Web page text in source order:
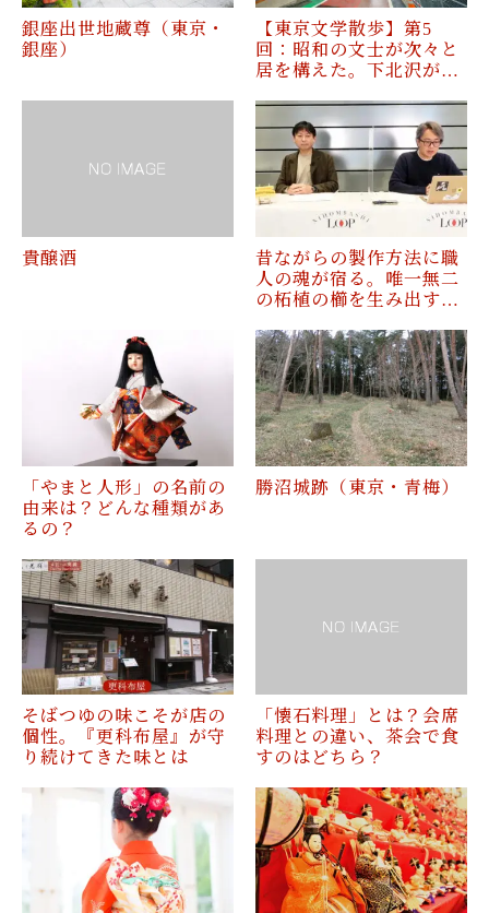
銀座出世地蔵尊（東京・
銀座）
【東京文学散歩】第5
回：昭和の文士が次々と
居を構えた。下北沢が…
貴醸酒
昔ながらの製作方法に職
人の魂が宿る。唯一無二
の柘植の櫛を生み出す…
「やまと人形」の名前の
由来は？どんな種類があ
るの？
勝沼城跡（東京・青梅）
そばつゆの味こそが店の
個性。『更科布屋』が守
り続けてきた味とは
「懐石料理」とは？会席
料理との違い、茶会で食
すのはどちら？